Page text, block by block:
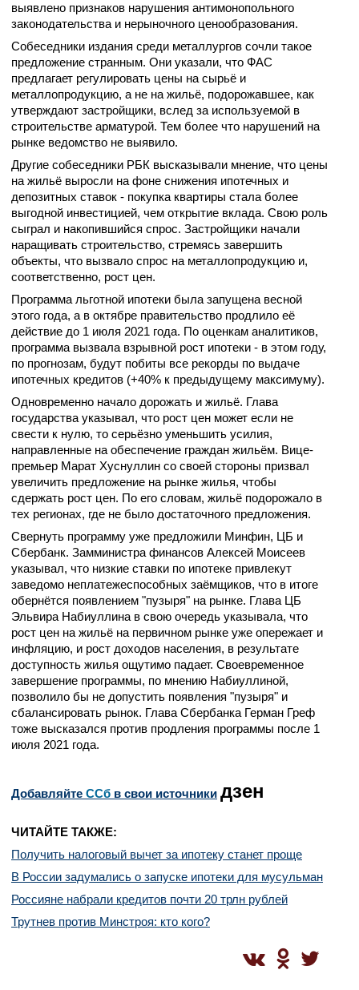
выявлено признаков нарушения антимонопольного
законодательства и нерыночного ценообразования.
Собеседники издания среди металлургов сочли такое
предложение странным. Они указали, что ФАС
предлагает регулировать цены на сырьё и
металлопродукцию, а не на жильё, подорожавшее, как
утверждают застройщики, вслед за используемой в
строительстве арматурой. Тем более что нарушений на
рынке ведомство не выявило.
Другие собеседники РБК высказывали мнение, что цены
на жильё выросли на фоне снижения ипотечных и
депозитных ставок - покупка квартиры стала более
выгодной инвестицией, чем открытие вклада. Свою роль
сыграл и накопившийся спрос. Застройщики начали
наращивать строительство, стремясь завершить
объекты, что вызвало спрос на металлопродукцию и,
соответственно, рост цен.
Программа льготной ипотеки была запущена весной
этого года, а в октябре правительство продлило её
действие до 1 июля 2021 года. По оценкам аналитиков,
программа вызвала взрывной рост ипотеки - в этом году,
по прогнозам, будут побиты все рекорды по выдаче
ипотечных кредитов (+40% к предыдущему максимуму).
Одновременно начало дорожать и жильё. Глава
государства указывал, что рост цен может если не
свести к нулю, то серьёзно уменьшить усилия,
направленные на обеспечение граждан жильём. Вице-
премьер Марат Хуснуллин со своей стороны призвал
увеличить предложение на рынке жилья, чтобы
сдержать рост цен. По его словам, жильё подорожало в
тех регионах, где не было достаточного предложения.
Свернуть программу уже предложили Минфин, ЦБ и
Сбербанк. Замминистра финансов Алексей Моисеев
указывал, что низкие ставки по ипотеке привлекут
заведомо неплатежеспособных заёмщиков, что в итоге
обернётся появлением "пузыря" на рынке. Глава ЦБ
Эльвира Набиуллина в свою очередь указывала, что
рост цен на жильё на первичном рынке уже опережает и
инфляцию, и рост доходов населения, в результате
доступность жилья ощутимо падает. Своевременное
завершение программы, по мнению Набиуллиной,
позволило бы не допустить появления "пузыря" и
сбалансировать рынок. Глава Сбербанка Герман Греф
тоже высказался против продления программы после 1
июля 2021 года.
Добавляйте CСб в свои источники дзен
ЧИТАЙТЕ ТАКЖЕ:
Получить налоговый вычет за ипотеку станет проще
В России задумались о запуске ипотеки для мусульман
Россияне набрали кредитов почти 20 трлн рублей
Трутнев против Минстроя: кто кого?